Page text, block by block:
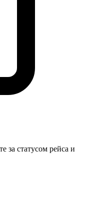
за статусом рейса и